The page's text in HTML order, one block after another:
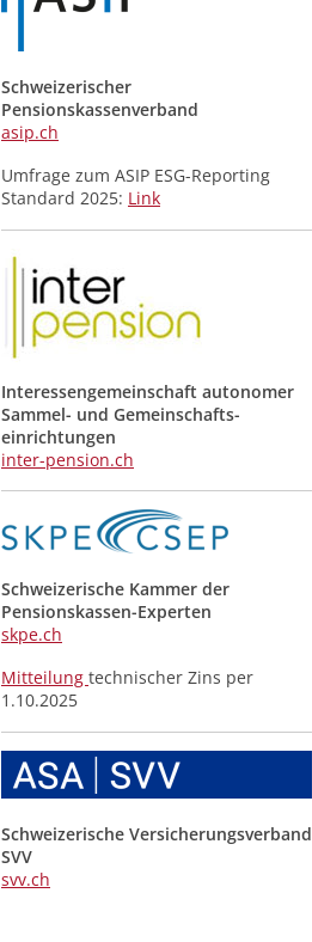
Schweizerischer
Pensionskassenverband
asip.ch
Umfrage zum ASIP ESG-Reporting
Standard 2025: Link
Interessengemeinschaft autonomer
Sammel- und Gemeinschafts­
einrichtungen
inter-pension.ch
Schweizerische Kammer der
Pensionskassen-Experten
skpe.ch
Mitteilung technischer Zins per
1.10.2025
Schweizerische Versicherungsverband
SVV
svv.ch